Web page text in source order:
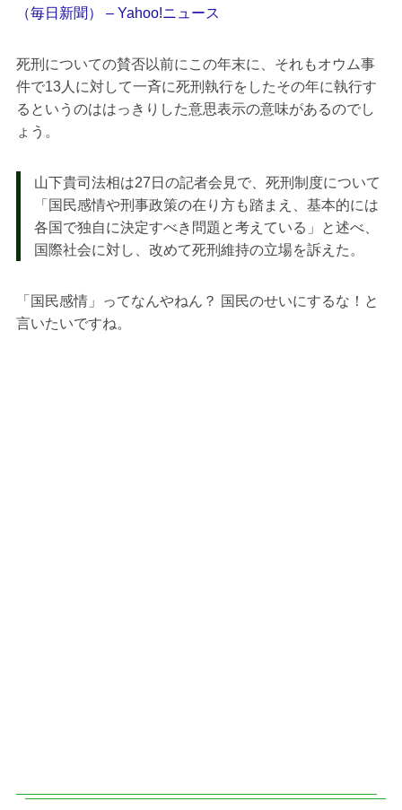
（毎日新聞） – Yahoo!ニュース
死刑についての賛否以前にこの年末に、それもオウム事
件で13人に対して一斉に死刑執行をしたその年に執行す
るというのははっきりした意思表示の意味があるのでし
ょう。
山下貴司法相は27日の記者会見で、死刑制度について
「国民感情や刑事政策の在り方も踏まえ、基本的には
各国で独自に決定すべき問題と考えている」と述べ、
国際社会に対し、改めて死刑維持の立場を訴えた。
「国民感情」ってなんやねん？ 国民のせいにするな！と
言いたいですね。